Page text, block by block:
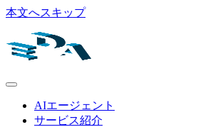
本文へスキップ
AIエージェント
サービス紹介